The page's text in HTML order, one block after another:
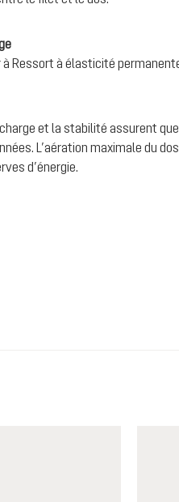
à Ressort à élasticité
et la stabilité assurent
L’aération maximale du
d’énergie.